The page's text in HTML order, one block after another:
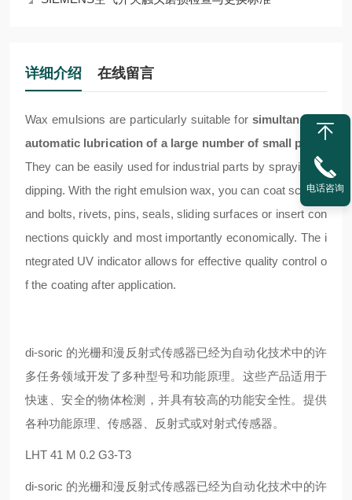
详细介绍 在线留言
Wax emulsions are particularly suitable for simultaneous
automatic lubrication of a large number of small parts.
They can be easily used for industrial parts by spraying or
dipping. With the right emulsion wax, you can coat screws
and bolts, rivets, pins, seals, sliding surfaces or insert con
nections quickly and most importantly economically. The i
ntegrated UV indicator allows for effective quality control o
f the coating after application.
di-soric 的光栅和漫反射式传感器已经为自动化技术中的许
多任务领域开发了多种型号和功能原理。这些产品适用于
快速、安全的物体检测，并具有较高的功能安全性。提供
各种功能原理、传感器、反射式或对射式传感器。
LHT 41 M 0.2 G3-T3
di-soric 的光栅和漫反射式传感器已经为自动化技术中的许
电话咨询